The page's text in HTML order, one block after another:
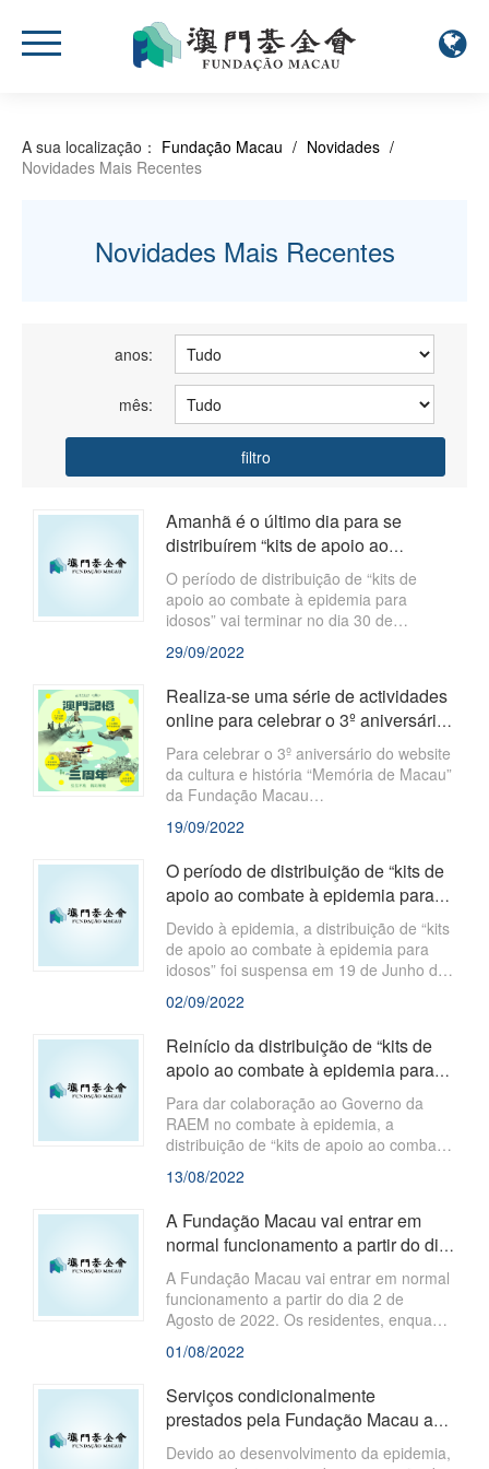
A sua localização： Fundação Macau / Novidades /
Novidades Mais Recentes
Novidades Mais Recentes
anos:
mês:
filtro
Amanhã é o último dia para se
distribuírem “kits de apoio ao
combate à epidemia para idosos”
O período de distribuição de “kits de
apoio ao combate à epidemia para
idosos” vai terminar no dia 30 de
Setembro (6ª-feira), às 18h, a Fundação
Macau apela aos idosos que preencham
para que os levantem o mais rápido
possível.
29/09/2022
Realiza-se uma série de actividades
online para celebrar o 3º aniversário
do website “Memória de Mac...
Para celebrar o 3º aniversário do website
da cultura e história “Memória de Macau”
da Fundação Macau
(www.MacauMemory.mo), lança-se uma
série de actividades online sob o tema
de Destaques”, incluindo uma actividade
de votação em plataformas de redes
sociais e exposições temáticas online, na
esperança de transmitir a história e
cultura da pequena cidade através de
interacções atractivas e interessantes.
19/09/2022
O período de distribuição de “kits de
apoio ao combate à epidemia para
idosos” foi prolongado até 30...
Devido à epidemia, a distribuição de “kits
de apoio ao combate à epidemia para
idosos” foi suspensa em 19 de Junho de
2022 e retomada em 15 de Agosto de
2022.
02/09/2022
Reinício da distribuição de “kits de
apoio ao combate à epidemia para
idosos” no dia 15 de Agosto de...
Para dar colaboração ao Governo da
RAEM no combate à epidemia, a
distribuição de “kits de apoio ao combate
à epidemia para idosos” ficou suspensa
desde o dia 19 de Junho de 2022.
13/08/2022
A Fundação Macau vai entrar em
normal funcionamento a partir do dia
2 de Agosto de 2022
A Fundação Macau vai entrar em normal
funcionamento a partir do dia 2 de
Agosto de 2022. Os residentes, enquanto
se dirijam à sede da FM, devem cumprir
rigorosamente as instruções para
máscaras, mostrar o código verde da
saúde, medir a temperatura, fazer um
scan ao código do local e manter-se uma
01/08/2022
Serviços condicionalmente
prestados pela Fundação Macau ao
público no dia 1 de Agosto de 2022
Devido ao desenvolvimento da epidemia,